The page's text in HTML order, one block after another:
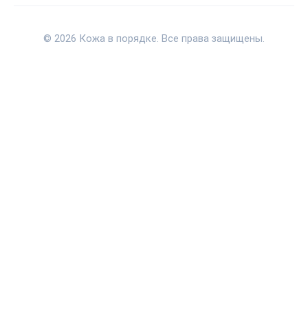
© 2026 Кожа в порядке. Все права защищены.